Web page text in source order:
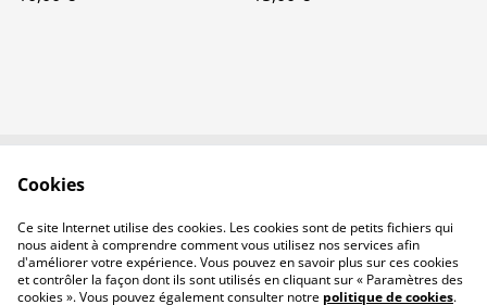
Politique de
confidentialité
Politique de cookies
Cookies
Ce site Internet utilise des cookies. Les cookies sont de petits fichiers qui
nous aident à comprendre comment vous utilisez nos services afin
d'améliorer votre expérience. Vous pouvez en savoir plus sur ces cookies
et contrôler la façon dont ils sont utilisés en cliquant sur « Paramètres des
cookies ». Vous pouvez également consulter notre politique de cookies.